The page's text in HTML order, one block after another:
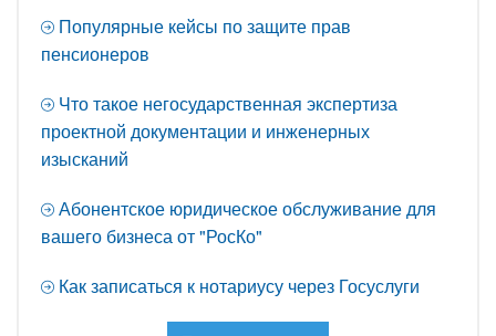
Популярные кейсы по защите прав
пенсионеров
Что такое негосударственная экспертиза
проектной документации и инженерных
изысканий
Абонентское юридическое обслуживание для
вашего бизнеса от "РосКо"
Как записаться к нотариусу через Госуслуги